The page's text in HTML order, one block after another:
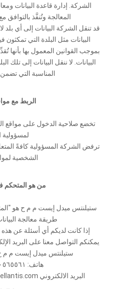
الشركة. إدارة قاعدة البيانات
المعالجة وتُنفَّذ بالتوافق
قد تنقل الشركة البيانات إلى أي
البيانات مثل البلدة التي تمكثون
بموجب القوانين المعمول بها بأنها
البيانات. لا ننقل البيانات إلى تلك
المناسبة التي تضمن
الربط مع
تخضع صلاحية الدخول على مواقع
لمسؤولية
ترفض الشركة المسؤولية كافةً
الشخصية
من هو المتحكم
ستيلنتس ميدل إيست م م ح هو
طريقة معالجة
إذا كانت لديكم أي أسئلة عن هذه
يمكنكم التواصل معنا على البريد
ستيلنتس ميدل إيست م م ح
هاتف: ٠٠٩٧١٦٠٠٥٦٥٥٦١
البريد الالكتروني customercare-me@stellantis.com